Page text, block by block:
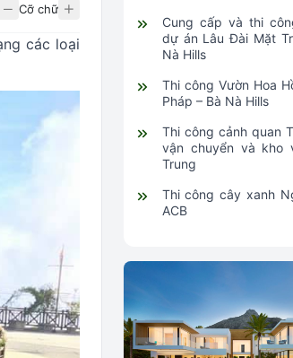
Cỡ chữ
các loại
Cung cấp và thi
dự án Lâu Đài Mặt
Nà Hills
Thi công Vườn Hoa
Pháp – Bà Nà Hills
Thi công cảnh quan
vận chuyển và kho
Trung
Thi công cây xanh
ACB